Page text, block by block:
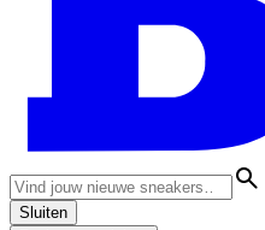
Sluiten